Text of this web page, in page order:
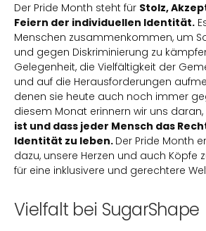
Der Pride Month steht für Stolz,
Feiern der individuellen Identität.
Menschen zusammenkommen, um
und gegen Diskriminierung zu
Gelegenheit, die Vielfältigkeit der
und auf die Herausforderungen
denen sie heute auch noch immer
diesem Monat erinnern wir uns
ist und dass jeder Mensch das
Identität zu leben. Der Pride Month
dazu, unsere Herzen und auch Köpfe
für eine inklusivere und gerechtere
Vielfalt bei SugarShape